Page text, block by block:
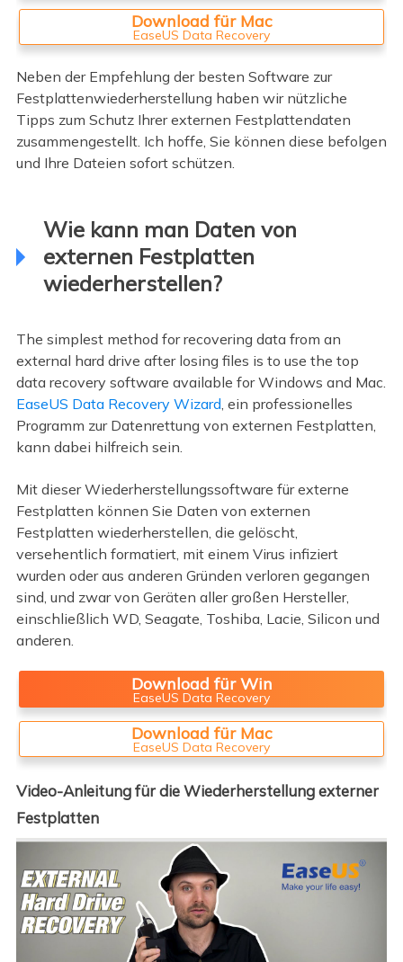
Download für Mac
EaseUS Data Recovery
Neben der Empfehlung der besten Software zur
Festplattenwiederherstellung haben wir nützliche
Tipps zum Schutz Ihrer externen Festplattendaten
zusammengestellt. Ich hoffe, Sie können diese befolgen
und Ihre Dateien sofort schützen.
Wie kann man Daten von
externen Festplatten
wiederherstellen?
The simplest method for recovering data from an
external hard drive after losing files is to use the top
data recovery software available for Windows and Mac.
EaseUS Data Recovery Wizard, ein professionelles
Programm zur Datenrettung von externen Festplatten,
kann dabei hilfreich sein.
Mit dieser Wiederherstellungssoftware für externe
Festplatten können Sie Daten von externen
Festplatten wiederherstellen, die gelöscht,
versehentlich formatiert, mit einem Virus infiziert
wurden oder aus anderen Gründen verloren gegangen
sind, und zwar von Geräten aller großen Hersteller,
einschließlich WD, Seagate, Toshiba, Lacie, Silicon und
anderen.
Download für Win
EaseUS Data Recovery
Download für Mac
EaseUS Data Recovery
Video-Anleitung für die Wiederherstellung externer
Festplatten